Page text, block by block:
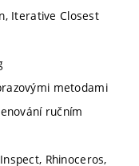
Iterative Closest
metodami
ručním
Rhinoceros,